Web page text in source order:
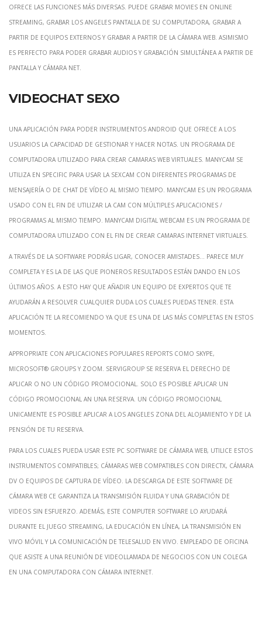
ofrece las funciones más diversas. Puede grabar movies en online
streaming, grabar los angeles pantalla de su computadora, grabar a
partir de equipos externos y grabar a partir de la cámara web. Asimismo
es perfecto para poder grabar audios y grabación simultánea a partir de
pantalla y cámara net.
Videochat sexo
Una aplicación para poder instrumentos Android que ofrece a los
usuarios la capacidad de gestionar y hacer notas. Un programa de
computadora utilizado para crear camaras web virtuales. ManyCam se
utiliza en specific para usar la sexcam con diferentes programas de
mensajería o de chat de vídeo al mismo tiempo. ManyCam es un programa
usado con el fin de utilizar la cam con múltiples aplicaciones /
programas al mismo tiempo. ManyCam digital Webcam es un programa de
computadora utilizado con el fin de crear camaras internet virtuales.
A través de la software podrás ligar, conocer amistades… parece muy
completa y es la de las que pioneros resultados están dando en los
últimos años. A esto hay que añadir un equipo de expertos que te
ayudarán a resolver cualquier duda los cuales puedas tener. Esta
aplicación te la recomiendo ya que es una de las más completas en estos
momentos.
Appropriate con aplicaciones populares reports como Skype,
Microsoft® groups y Zoom. Servigroup se reserva el derecho de
aplicar o no un código promocional. Solo es posible aplicar un
código promocional an una reserva. Un código promocional
unicamente es posible aplicar a los angeles zona del alojamiento y de la
pensión de tu reserva.
Para los cuales pueda usar este pc software de cámara web, utilice estos
instrumentos compatibles; Cámaras web compatibles con DirectX, cámara
DV o equipos de captura de vídeo. La descarga de este software de
cámara web ce garantiza la transmisión fluida y una grabación de
videos sin esfuerzo. Además, este computer software lo ayudará
durante el juego streaming, la educación en línea, la transmisión en
vivo móvil y la comunicación de telesalud en vivo. Empleado de oficina
que asiste a una reunión de videollamada de negocios con un colega
en una computadora con cámara internet.